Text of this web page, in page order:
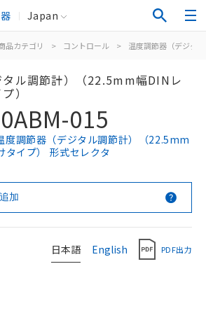
Japan
品カテゴリ > コントロール > 温度調節器（デジタ
ル調節計）（22.5mm幅DINレ
）
015
度調節器（デジタル調節計）（22.5mm
タイプ） 形式セレクタ
加
日本語 English PDF出力